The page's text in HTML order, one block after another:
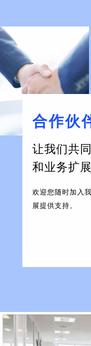
合作伙
让我们共
和业务扩展
欢迎您随时加入
展提供支持。